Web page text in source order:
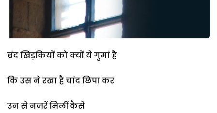
बंद खिड़कियों को क्यों ये गुमां है
कि उस ने रखा है चांद छिपा कर
उन से नजरें मिलीं कैसे